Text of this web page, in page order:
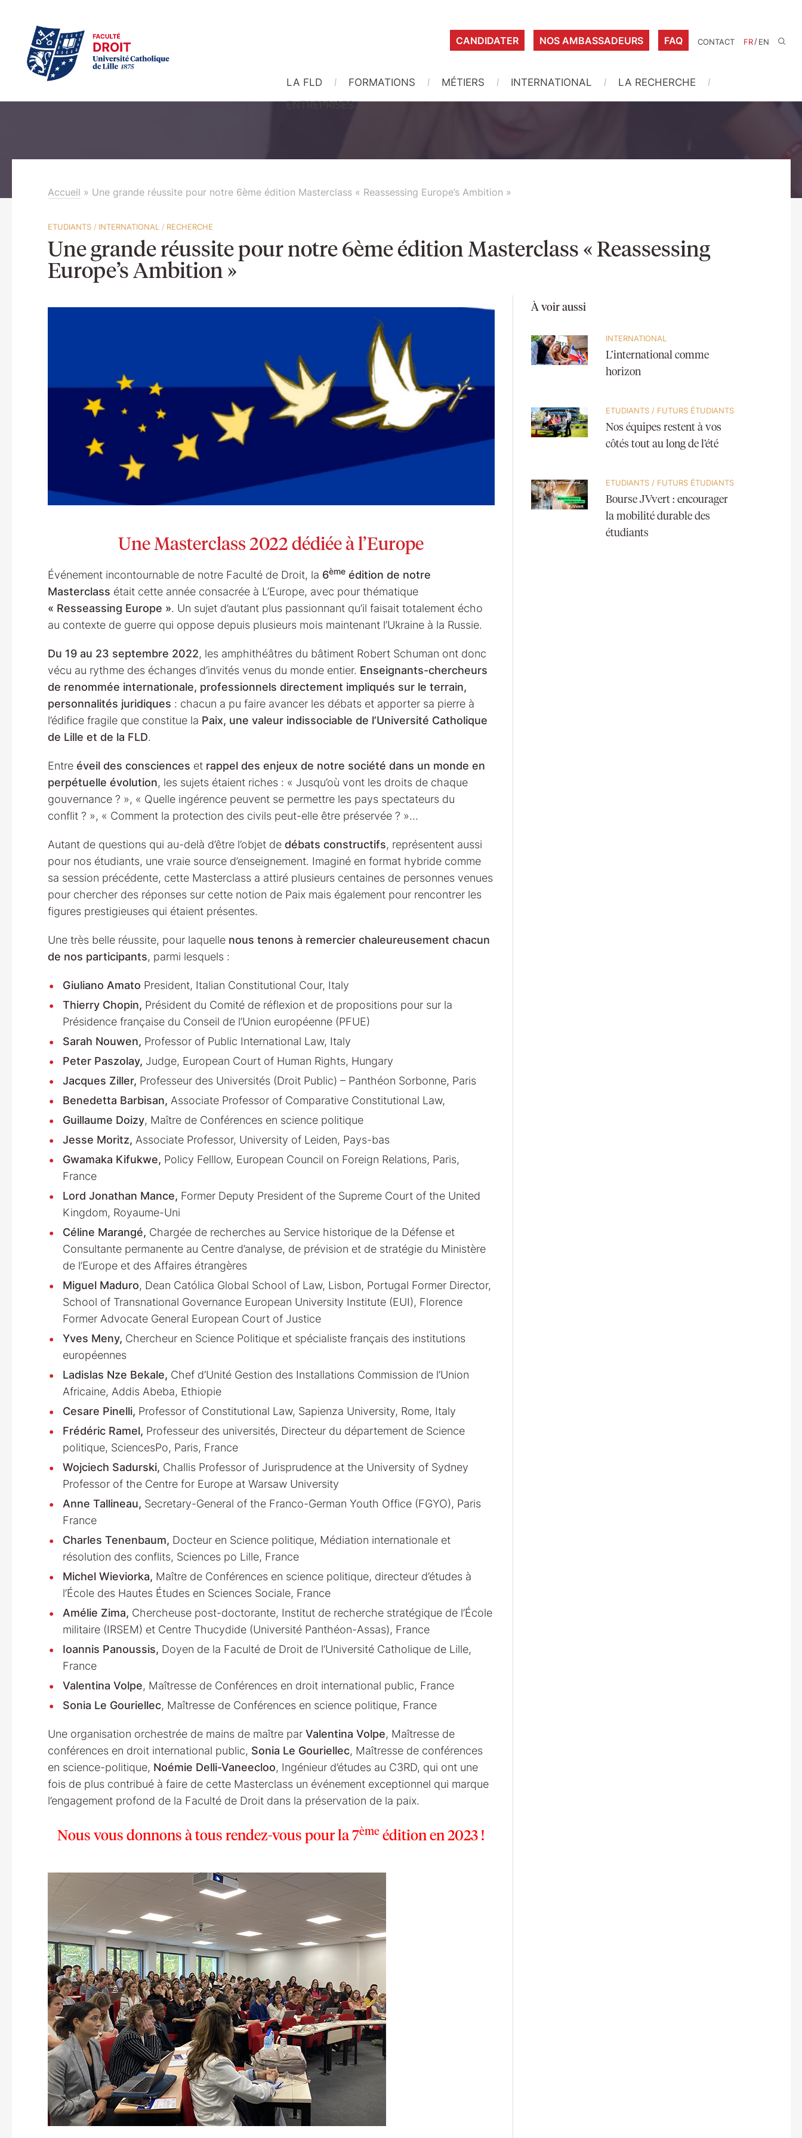
CANDIDATER NOS AMBASSADEURS FAQ CONTACT FR/EN
LA FLD FORMATIONS MÉTIERS INTERNATIONAL
LA RECHERCHE
ENTREPRISES
Accueil » Une grande réussite pour notre 6ème édition Masterclass « Reassessing Europe’s Ambition »
ETUDIANTS/ INTERNATIONAL / RECHERCHE
Une grande réussite pour notre 6ème édition Masterclass « Reassessing
Europe’s Ambition »
Une Masterclass 2022 dédiée à l’Europe
Événement incontournable de notre Faculté de Droit, la 6èmeédition de notre
Masterclass était cette année consacrée à L’Europe, avec pour thématique
« Resseassing Europe ». Un sujet d’autant plus passionnant qu’il faisait totalement écho
au contexte de guerre qui oppose depuis plusieurs mois maintenant l’Ukraine à la Russie.
Du 19 au 23 septembre 2022, les amphithéâtres du bâtiment Robert Schuman ont donc
vécu au rythme des échanges d’invités venus du monde entier. Enseignants-chercheurs
de renommée internationale, professionnels directement impliqués sur le terrain,
personnalités juridiques : chacun a pu faire avancer les débats et apporter sa pierre à
l’édifice fragile que constitue la Paix, une valeur indissociable de l’Université Catholique
de Lille et de la FLD.
Entre éveil des consciences et rappel des enjeux de notre société dans un monde en
perpétuelle évolution, les sujets étaient riches : « Jusqu’où vont les droits de chaque
gouvernance ? », « Quelle ingérence peuvent se permettre les pays spectateurs du
conflit ? », « Comment la protection des civils peut-elle être préservée ? »…
Autant de questions qui au-delà d’être l’objet de débats constructifs, représentent aussi
pour nos étudiants, une vraie source d’enseignement. Imaginé en format hybride comme
sa session précédente, cette Masterclass a attiré plusieurs centaines de personnes venues
pour chercher des réponses sur cette notion de Paix mais également pour rencontrer les
figures prestigieuses qui étaient présentes.
Une très belle réussite, pour laquelle nous tenons à remercier chaleureusement chacun
de nos participants, parmi lesquels :
Giuliano Amato President, Italian Constitutional Cour, Italy
Thierry Chopin, Président du Comité de réflexion et de propositions pour sur la
Présidence française du Conseil de l’Union européenne (PFUE)
Sarah Nouwen, Professor of Public International Law, Italy
Peter Paszolay, Judge, European Court of Human Rights, Hungary
Jacques Ziller, Professeur des Universités (Droit Public) – Panthéon Sorbonne, Paris
Benedetta Barbisan, Associate Professor of Comparative Constitutional Law,
Guillaume Doizy, Maître de Conférences en science politique
Jesse Moritz, Associate Professor, University of Leiden, Pays-bas
Gwamaka Kifukwe, Policy Felllow, European Council on Foreign Relations, Paris,
France
Lord Jonathan Mance, Former Deputy President of the Supreme Court of the United
Kingdom, Royaume-Uni
Céline Marangé, Chargée de recherches au Service historique de la Défense et
Consultante permanente au Centre d’analyse, de prévision et de stratégie du Ministère
de l’Europe et des Affaires étrangères
Miguel Maduro, Dean Católica Global School of Law, Lisbon, Portugal Former Director,
School of Transnational Governance European University Institute (EUI), Florence
Former Advocate General European Court of Justice
Yves Meny, Chercheur en Science Politique et spécialiste français des institutions
européennes
Ladislas Nze Bekale, Chef d’Unité Gestion des Installations Commission de l’Union
Africaine, Addis Abeba, Ethiopie
Cesare Pinelli, Professor of Constitutional Law, Sapienza University, Rome, Italy
Frédéric Ramel, Professeur des universités, Directeur du département de Science
politique, SciencesPo, Paris, France
Wojciech Sadurski, Challis Professor of Jurisprudence at the University of Sydney
Professor of the Centre for Europe at Warsaw University
Anne Tallineau, Secretary-General of the Franco-German Youth Office (FGYO), Paris
France
Charles Tenenbaum, Docteur en Science politique, Médiation internationale et
résolution des conflits, Sciences po Lille, France
Michel Wieviorka, Maître de Conférences en science politique, directeur d’études à
l’École des Hautes Études en Sciences Sociale, France
Amélie Zima, Chercheuse post-doctorante, Institut de recherche stratégique de l’École
militaire (IRSEM) et Centre Thucydide (Université Panthéon-Assas), France
Ioannis Panoussis, Doyen de la Faculté de Droit de l’Université Catholique de Lille,
France
Valentina Volpe, Maîtresse de Conférences en droit international public, France
Sonia Le Gouriellec, Maîtresse de Conférences en science politique, France
Une organisation orchestrée de mains de maître par Valentina Volpe, Maîtresse de
conférences en droit international public, Sonia Le Gouriellec, Maîtresse de conférences
en science-politique, Noémie Delli-Vaneecloo, Ingénieur d’études au C3RD, qui ont une
fois de plus contribué à faire de cette Masterclass un événement exceptionnel qui marque
l’engagement profond de la Faculté de Droit dans la préservation de la paix.
Nous vous donnons à tous rendez-vous pour la 7ème édition en 2023 !
À voir aussi
INTERNATIONAL
L’international comme
horizon
ETUDIANTS/ FUTURS ÉTUDIANTS
Nos équipes restent à vos
côtés tout au long de l’été
ETUDIANTS/ FUTURS ÉTUDIANTS
Bourse JVvert : encourager
la mobilité durable des
étudiants